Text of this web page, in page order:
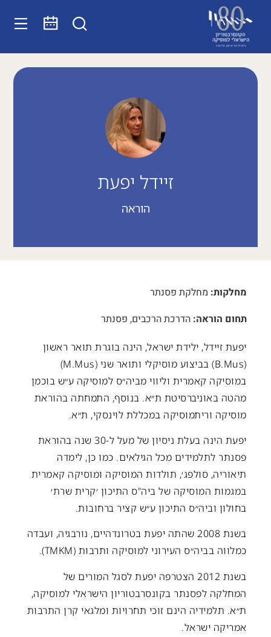
זיידל יפעת
הוראה
מחלקות: מחלקת פסנתר
תחום הוראה: הדרכת הרכבים, פסנתר
יפעת זיידל, ילידת ישראל, הינה בוגרת תואר ראשון
(B.Mus) בביצוע מוסיקלי ותואר שני (M.Mus)
במוסיקה קאמרית וליווי מביה״ס למוסיקה ע״ש בוכמן
מהטה באוניברסיטת ת״א. בנוסף, התמחתה בהוראת
מוסיקה וריתמוסיקה במכללת לוינסקי, ת״א.
יפעת הינה בעלת ניסיון של מעל ל-30 שנה בהוראת
פסנתר לתלמידים מכל הגילאים. כמו כן, לימדה
תיאוריה, סולפג׳, תולדות המוסיקה ומוסיקה קאמרית
במגמות המוסיקה של ביה”ס התיכון ׳קרית שרת׳
בחולון וביה״ס התיכון ע״ש קציר ברחובות.
בשנת 2008 שהתה יפעת בטרונדהיים, נורבגיה, ועבדה
כמלווה בביה״ס העירוני למוסיקה ותרבות (TMKM).
בשנת 2012 הצטרפה יפעת לסגל המורים של
המחלקה לפסנתר בקונסרבטוריון הישראלי למוסיקה,
ת״א. תלמידיה הינם זוכי תחרויות ומלגאי קרן התרבות
אמריקה ישראל.